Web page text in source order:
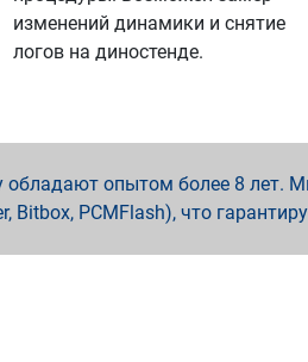
изменений динамики и снятие
логов на диностенде.
опытом более 8 лет.
Bitbox, PCMFlash), что